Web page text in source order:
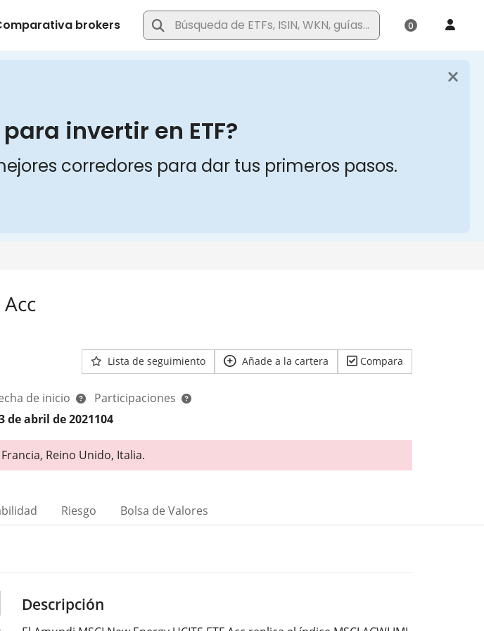
Lista de seguimiento Añade a la cartera Compara
de inicio
de abril de 2021
Participaciones
104
Reino Unido, Italia.
Riesgo Bolsa de Valores
Descripción